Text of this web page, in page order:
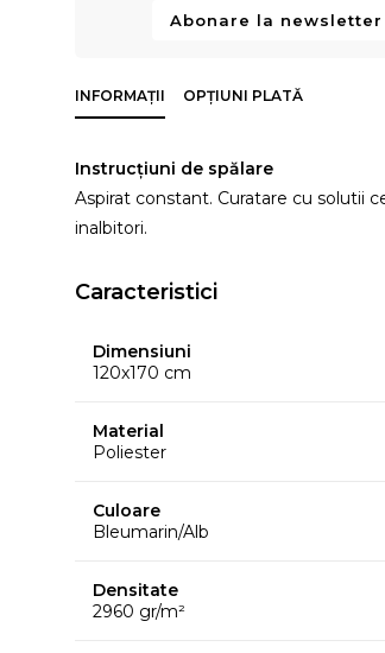
Abonare la newsletter
INFORMAȚII OPȚIUNI PLATĂ
Instrucțiuni de spălare
Aspirat constant. Curatare cu solutii
inalbitori.
Caracteristici
Dimensiuni
120x170 cm
Material
Poliester
Culoare
Bleumarin/Alb
Densitate
2960 gr/m²